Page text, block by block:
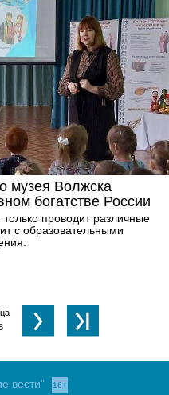
музея Волжска
богатстве России
проводит различные
с образовательными
вести" 16+